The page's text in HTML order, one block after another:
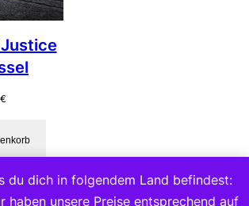
€
du dich in folgendem Land befindest:
haben unsere Preise entsprechend auf